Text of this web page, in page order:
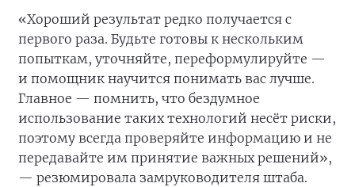
«Хороший результат редко получается с
первого раза. Будьте готовы к нескольким
попыткам, уточняйте, переформулируйте —
и помощник научится понимать вас лучше.
Главное — помнить, что бездумное
использование таких технологий несёт риски,
поэтому всегда проверяйте информацию и не
передавайте им принятие важных решений»,
— резюмировала замруководителя штаба.